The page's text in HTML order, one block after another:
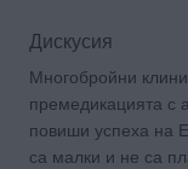
Дискусия
Многобройни
премедикацията с
повиши успеха на
са малки и не са